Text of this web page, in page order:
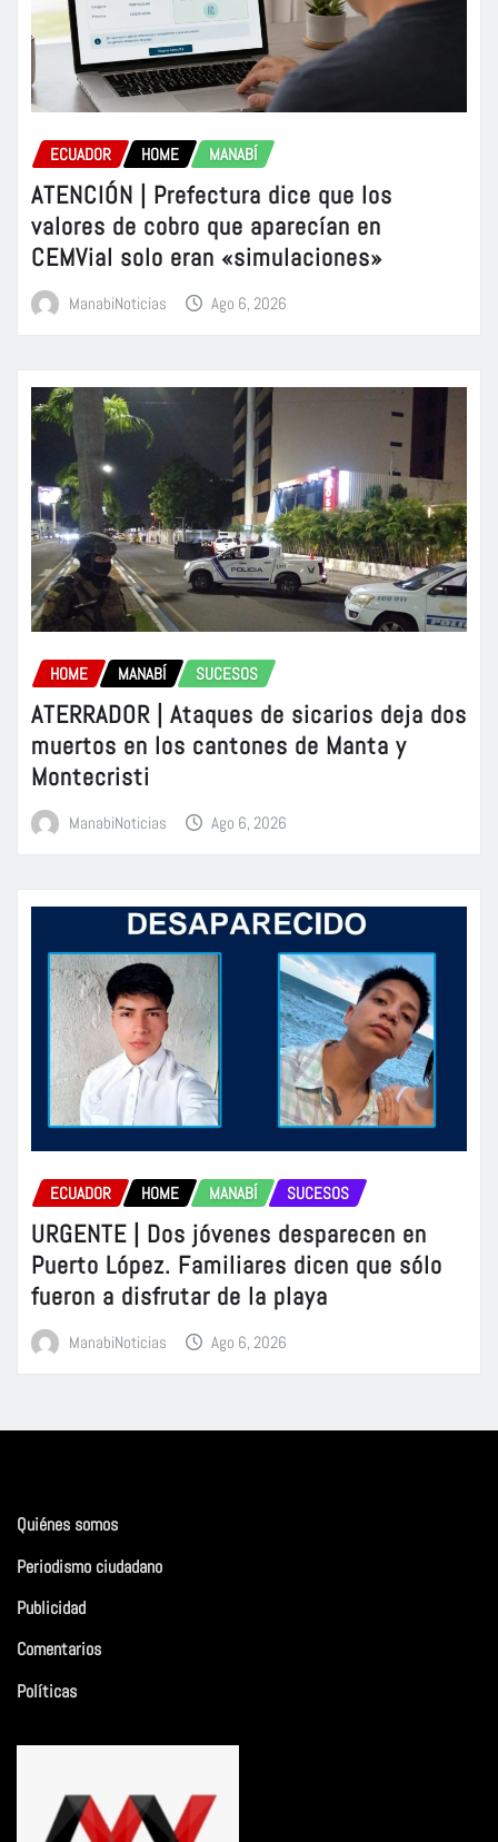
ECUADOR HOME MANABÍ
ATENCIÓN | Prefectura dice que los
valores de cobro que aparecían en
CEMVial solo eran «simulaciones»
ManabiNoticias Ago 6, 2026
HOME MANABÍ SUCESOS
ATERRADOR | Ataques de sicarios deja dos
muertos en los cantones de Manta y
Montecristi
ManabiNoticias Ago 6, 2026
ECUADOR HOME MANABÍ SUCESOS
URGENTE | Dos jóvenes desparecen en
Puerto López. Familiares dicen que sólo
fueron a disfrutar de la playa
ManabiNoticias Ago 6, 2026
Quiénes somos
Periodismo ciudadano
Publicidad
Comentarios
Políticas